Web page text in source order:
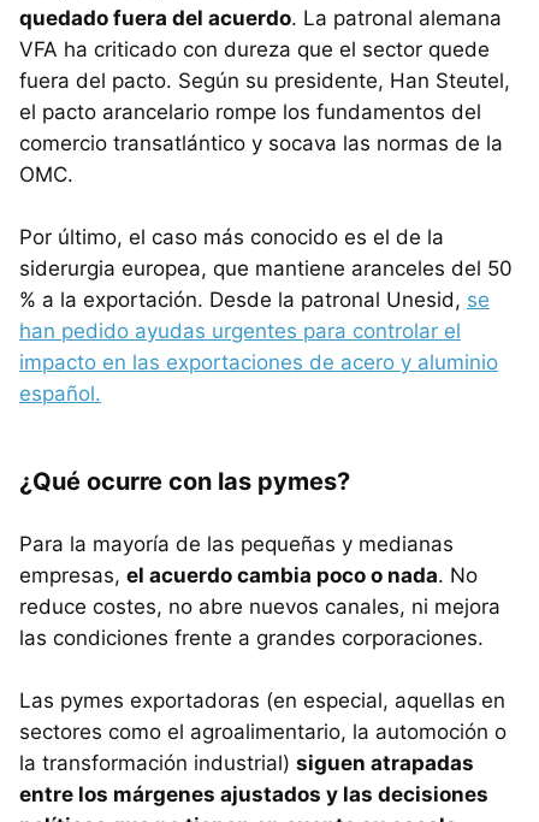
quedado fuera del acuerdo. La patronal alemana
VFA ha criticado con dureza que el sector quede
fuera del pacto. Según su presidente, Han Steutel,
el pacto arancelario rompe los fundamentos del
comercio transatlántico y socava las normas de la
OMC.
Por último, el caso más conocido es el de la
siderurgia europea, que mantiene aranceles del 50
% a la exportación. Desde la patronal Unesid, se
han pedido ayudas urgentes para controlar el
impacto en las exportaciones de acero y aluminio
español.
¿Qué ocurre con las pymes?
Para la mayoría de las pequeñas y medianas
empresas, el acuerdo cambia poco o nada. No
reduce costes, no abre nuevos canales, ni mejora
las condiciones frente a grandes corporaciones.
Las pymes exportadoras (en especial, aquellas en
sectores como el agroalimentario, la automoción o
la transformación industrial) siguen atrapadas
entre los márgenes ajustados y las decisiones